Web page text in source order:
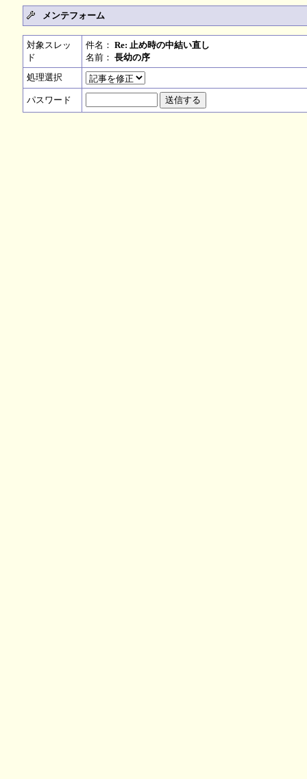
メンテフォーム
対象スレッ
ド
件名： Re: 止め時の中結い直し
名前： 長幼の序
処理選択
パスワード